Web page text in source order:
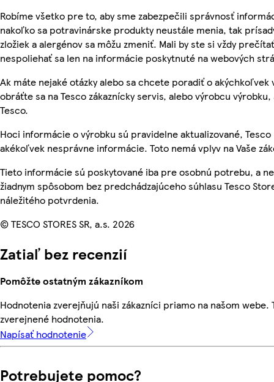
Robíme všetko pre to, aby sme zabezpečili správnosť
nakoľko sa potravinárske produkty neustále menia, tak
zložiek a alergénov sa môžu zmeniť. Mali by ste si vždy
nespoliehať sa len na informácie poskytnuté na webových
Ak máte nejaké otázky alebo sa chcete poradiť o akýchkoľvek
obráťte sa na Tesco zákaznícky servis, alebo výrobcu
Tesco.
Hoci informácie o výrobku sú pravidelne aktualizované,
akékoľvek nesprávne informácie. Toto nemá vplyv na Vaše
Tieto informácie sú poskytované iba pre osobnú potrebu, a
žiadnym spôsobom bez predchádzajúceho súhlasu Tesco
náležitého potvrdenia.
© TESCO STORES SR, a.s. 2026
Zatiaľ bez recenzií
Pomôžte ostatným zákazníkom
Hodnotenia zverejňujú naši zákazníci priamo na našom webe.
zverejnené hodnotenia.
Napísať hodnotenie
Potrebujete pomoc?